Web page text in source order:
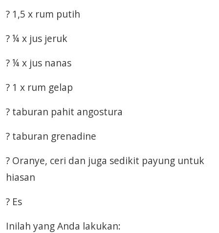
? 1,5 x rum putih
? ¼ x jus jeruk
? ¼ x jus nanas
? 1 x rum gelap
? taburan pahit angostura
? taburan grenadine
? Oranye, ceri dan juga sedikit payung untuk
hiasan
? Es
Inilah yang Anda lakukan: